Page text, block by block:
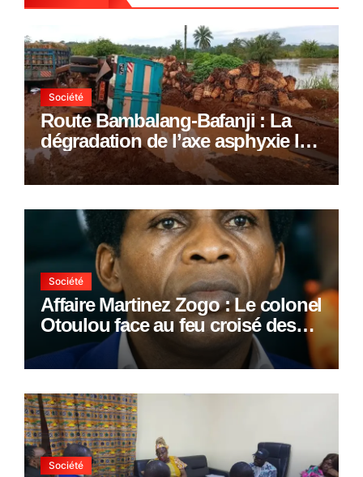
Société
Route Bambalang-Bafanji : La
dégradation de l’axe asphyxie les
activités économiques
Société
Affaire Martinez Zogo : Le colonel
Otoulou face au feu croisé des
avocats de la défense
Société